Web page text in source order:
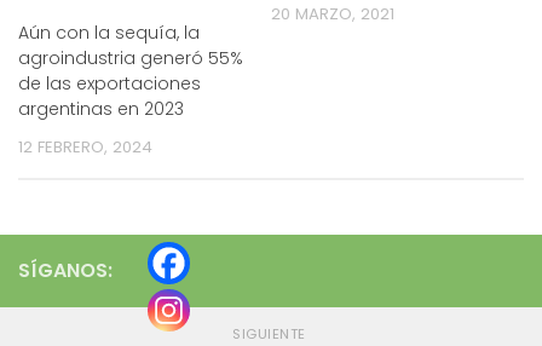
Aún con la sequía, la
agroindustria generó 55%
de las exportaciones
argentinas en 2023
12 FEBRERO, 2024
20 MARZO, 2021
SÍGANOS:
SIGUIENTE